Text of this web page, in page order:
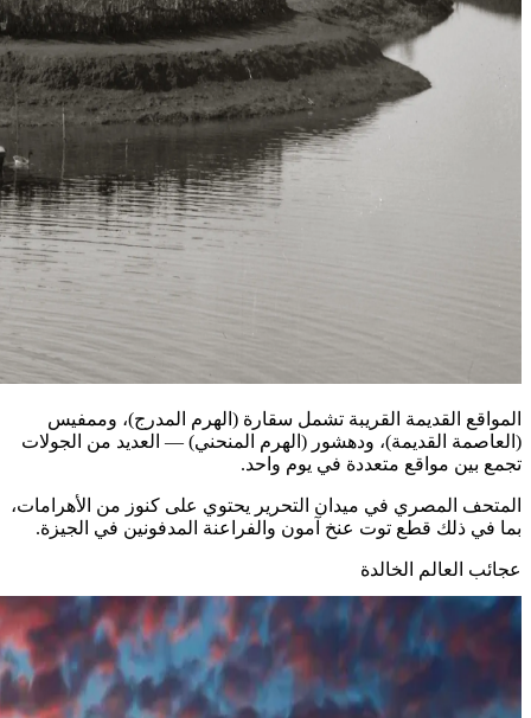
المواقع القديمة القريبة تشمل سقارة (الهرم المدرج)، وممفيس
(العاصمة القديمة)، ودهشور (الهرم المنحني) — العديد من الجولات
تجمع بين مواقع متعددة في يوم واحد.
المتحف المصري في ميدان التحرير يحتوي على كنوز من الأهرامات،
بما في ذلك قطع توت عنخ آمون والفراعنة المدفونين في الجيزة.
عجائب العالم الخالدة